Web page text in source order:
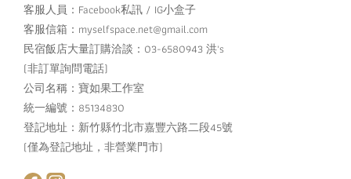
客服人員： Facebook私訊 / IG小盒子
客服信箱：myselfspace.net@gmail.com
民宿飯店大量訂購洽談：03-6580943 洪's
(非訂單詢問電話)
公司名稱：寶如果工作室
統一編號：85134830
登記地址：新竹縣竹北市嘉豐六路二段45號
(僅為登記地址，非營業門市)